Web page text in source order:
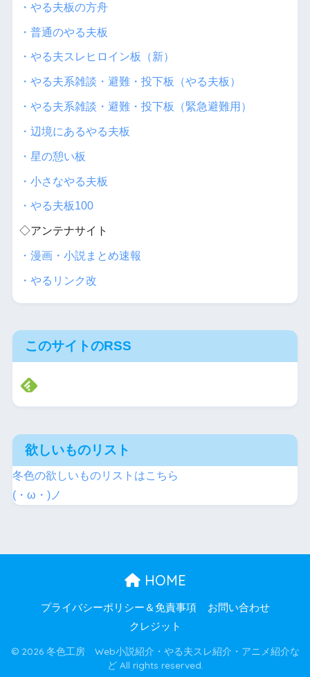
・やる夫板の方舟
・普通のやる夫板
・やる夫スレヒロイン板（新）
・やる夫系雑談・避難・投下板（やる夫板）
・やる夫系雑談・避難・投下板（緊急避難用）
・辺境にあるやる夫板
・星の憩い板
・小さなやる夫板
・やる夫板100
◇アンテナサイト
・漫画・小説まとめ速報
・やるリンク改
このサイトのRSS
欲しいものリスト
冬色の欲しいものリストはこちら
(・ω・)ノ
HOME
プライバシーポリシー＆免責事項
お問い合わせ
クレジット
© 2026 冬色工房 Web小説紹介・やる夫スレ紹介・アニメ紹介な
ど All rights reserved.